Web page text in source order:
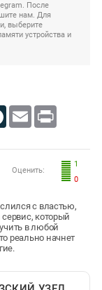
После
нам. Для
выберите
устройства и
LiveJournal
Email Print
1
0
Оценить:
с властью,
который
в любой
реально начнет